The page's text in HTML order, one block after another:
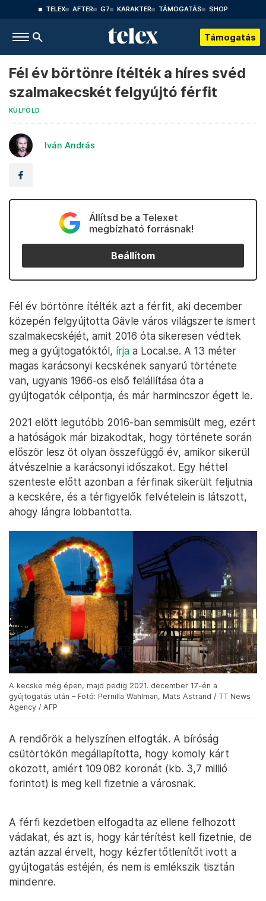
TELEX AFTER G7 KARAKTER TÁMOGATÁS SHOP
Támogatás
Fél év börtönre ítélték a híres svéd
szalmakecskét felgyújtó férfit
KÜLFÖLD
Iván András
Állítsd be a Telexet
megbízható forrásnak!
Beállítom
Fél év börtönre ítélték azt a férfit, aki december
közepén felgyújtotta Gävle város világszerte ismert
szalmakecskéjét, amit 2016 óta sikeresen védtek
meg a gyújtogatóktól, írja a Local.se. A 13 méter
magas karácsonyi kecskének sanyarú története
van, ugyanis 1966-os első felállítása óta a
gyújtogatók célpontja, és már harmincszor égett le.
2021 előtt legutóbb 2016-ban semmisült meg, ezért
a hatóságok már bizakodtak, hogy története során
először lesz öt olyan összefüggő év, amikor sikerül
átvészelnie a karácsonyi időszakot. Egy héttel
szenteste előtt azonban a férfinak sikerült feljutnia
a kecskére, és a térfigyelők felvételein is látszott,
ahogy lángra lobbantotta.
A kecske még épen, majd pedig 2021. december 17-én a
gyújtogatás után – Fotó: Pernilla Wahlman, Mats Astrand / TT News
Agency / AFP
A rendőrök a helyszínen elfogták. A bíróság
csütörtökön megállapította, hogy komoly kárt
okozott, amiért 109 082 koronát (kb. 3,7 millió
forintot) is meg kell fizetnie a városnak.
A férfi kezdetben elfogadta az ellene felhozott
vádakat, és azt is, hogy kártérítést kell fizetnie, de
aztán azzal érvelt, hogy kézfertőtlenítőt ivott a
gyújtogatás estéjén, és nem is emlékszik tisztán
mindenre.